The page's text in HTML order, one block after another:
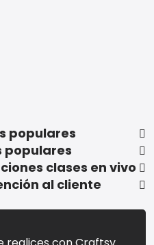
populares
populares
clases en vivo
al cliente